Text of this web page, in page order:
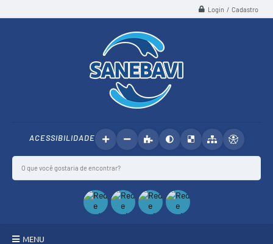
Login / Cadastro
ACESSIBILIDADE
MENU